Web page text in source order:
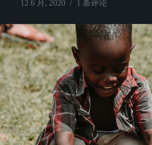
12 6 月, 2020
1 条评论